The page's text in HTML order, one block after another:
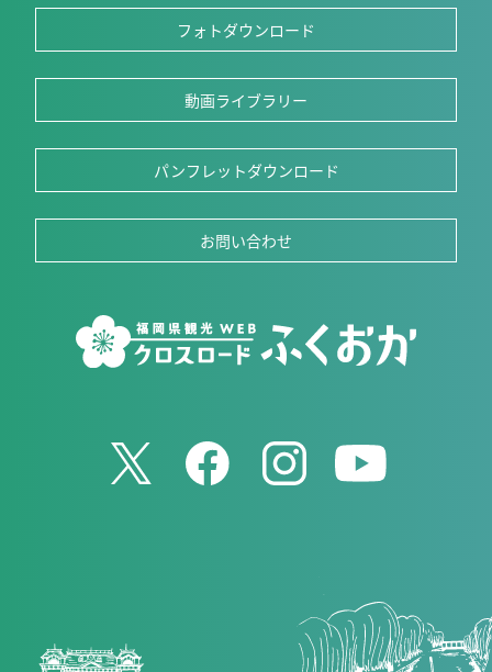
フォトダウンロード
動画ライブラリー
パンフレットダウンロード
お問い合わせ